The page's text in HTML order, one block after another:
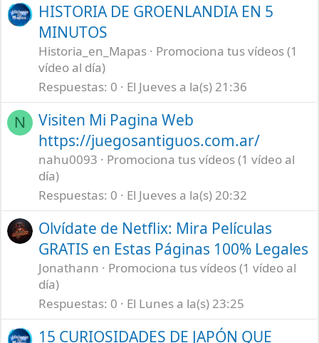
HISTORIA DE GROENLANDIA EN 5
MINUTOS
Historia_en_Mapas
Promociona tus vídeos (1
vídeo al día)
Respuestas 0 El Jueves a la(s) 21:36
N
Visiten Mi Pagina Web
https://juegosantiguos.com.ar/
nahu0093
Promociona tus vídeos (1 vídeo al
día)
Respuestas 0 El Jueves a la(s) 20:32
Olvídate de Netflix: Mira Películas
GRATIS en Estas Páginas 100% Legales
Jonathann
Promociona tus vídeos (1 vídeo al
día)
Respuestas 0 El Lunes a la(s) 23:25
15 CURIOSIDADES DE JAPÓN QUE